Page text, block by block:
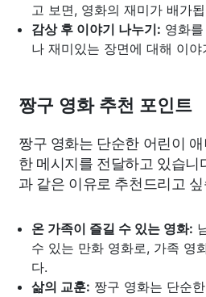
고 보면, 영화의 재미가 배가
감상 후 이야기 나누기: 영화
나 재미있는 장면에 대해 이
짱구 영화 추천 포인트
짱구 영화는 단순한 어린이
한 메시지를 전달하고 있습
과 같은 이유로 추천드리고
온 가족이 즐길 수 있는 영화:
수 있는 만화 영화로, 가족 영
다.
삶의 교훈: 짱구 영화는 단순